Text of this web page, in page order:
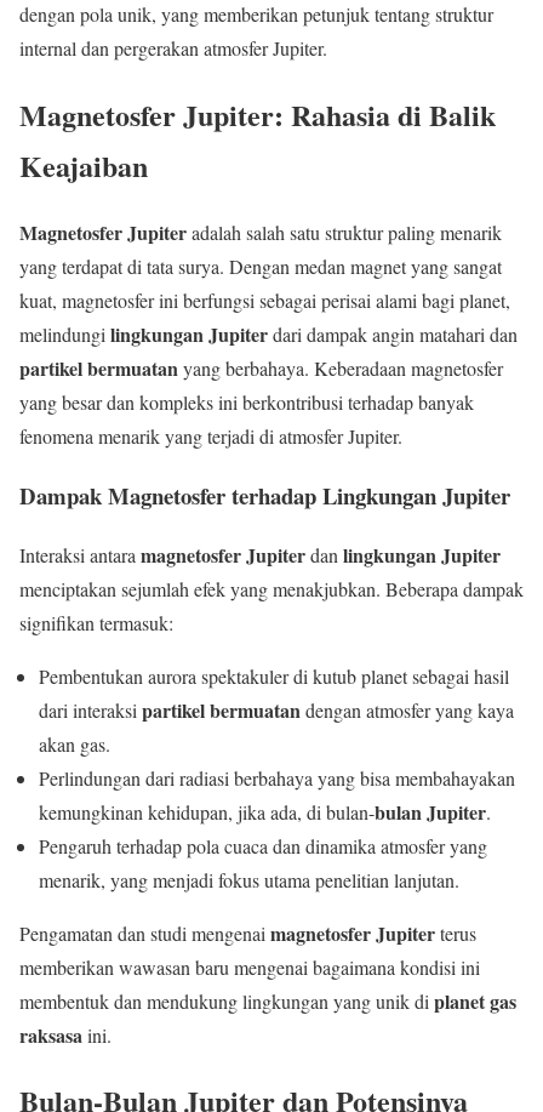
dengan pola unik, yang memberikan petunjuk tentang struktur
internal dan pergerakan atmosfer Jupiter.
Magnetosfer Jupiter: Rahasia di Balik
Keajaiban
Magnetosfer Jupiteradalah salah satu struktur paling menarik
yang terdapat di tata surya. Dengan medan magnet yang sangat
kuat, magnetosfer ini berfungsi sebagai perisai alami bagi planet,
melindungi lingkungan Jupiterdari dampak angin matahari dan
partikel bermuatanyang berbahaya. Keberadaan magnetosfer
yang besar dan kompleks ini berkontribusi terhadap banyak
fenomena menarik yang terjadi di atmosfer Jupiter.
Dampak Magnetosfer terhadap Lingkungan Jupiter
Interaksi antara magnetosfer Jupiterdan lingkungan Jupiter
menciptakan sejumlah efek yang menakjubkan. Beberapa dampak
signifikan termasuk:
Pembentukan aurora spektakuler di kutub planet sebagai hasil
dari interaksi partikel bermuatan dengan atmosfer yang kaya
akan gas.
Perlindungan dari radiasi berbahaya yang bisa membahayakan
kemungkinan kehidupan, jika ada, di bulan-bulan Jupiter.
Pengaruh terhadap pola cuaca dan dinamika atmosfer yang
menarik, yang menjadi fokus utama penelitian lanjutan.
Pengamatan dan studi mengenai magnetosfer Jupiterterus
memberikan wawasan baru mengenai bagaimana kondisi ini
membentuk dan mendukung lingkungan yang unik di planet gas
raksasa ini.
Bulan-Bulan Jupiter dan Potensinya